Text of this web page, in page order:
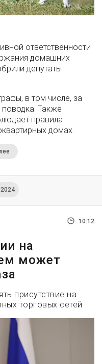
ответственности
домашних
депутаты
в том числе, за
Также
правила
домах.
10:12
на
может
присутствие на
торговых сетей